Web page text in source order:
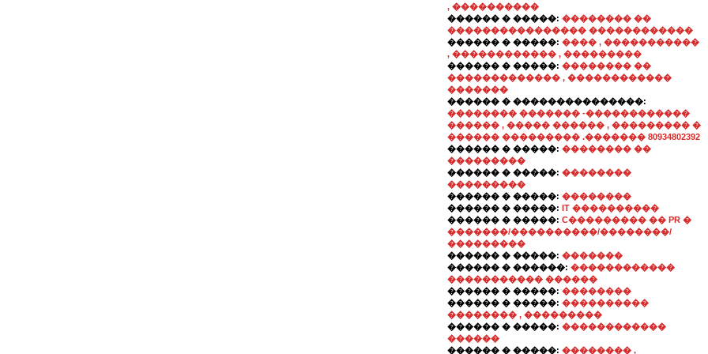
, ����������
������ � �����: �������� ��
���������������� ������������
������ � �����: ���� , �����������
, ������������ , ���������
������ � �����: �������� ��
������������� , ������������
�������
������ � ���������������:
�������� ������� -������������
������ , ����� ������ , ��������� �
������ ��������� .������� 80934802392
������ � �����: �������� ��
���������
������ � �����: ��������
���������
������ � �����: ��������
������ � �����: IT ����������
������ � �����: C��������� �� PR �
�������/����������/��������/
���������
������ � �����: �������
������ � ������: ������������
����������� ������
������ � �����: ��������
������ � �����: ����������
�������� , ���������
������ � �����: ������������
������
������ � �����: �������� ,